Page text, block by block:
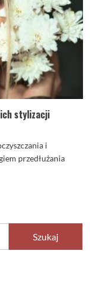
stylizacji
i
przedłużania